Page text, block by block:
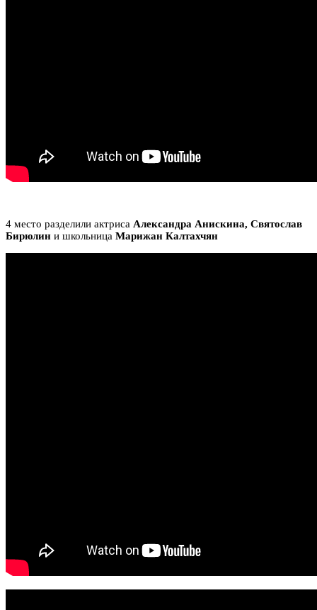
4 место разделили актриса Александра Анискина, Святослав
Бирюлин и школьница Марижан Калтахчян